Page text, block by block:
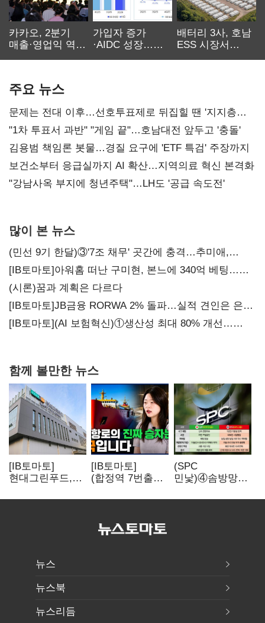
카카오, 2분기
매출·영업익 역대
가입자 증가
·AIDC 성장…
배터리 3사, 호남
ESS 시장서
주요 뉴스
문제는 전대 이후…선호투표제로 뒤집힐 땐 '지지층
불복'
"1차 투표서 과반" "게임 끝"…호남대전 앞두고 '충돌'
김용범 책임론 봇물…경질 요구에 'ETF 특검' 주장까지
보건소부터 응급실까지 AI 확산…지역의료 혁신 본격화
"강남사옥 부지에 청년주택"…LH도 '공급 속도전'
많이 본 뉴스
(민선 9기 한달)③'7조 채무' 곳간에 충격…추미애,
20년만에 '비상재정' 선언 승부수
[IB토마토]아워홈 떠난 구미현, 본느에 340억 베팅…
가족 지배체제 구축
(시론)꿈과 계획은 다르다
[IB토마토]JB금융 RORWA 2% 돌파…실적 견인은 은행
아닌 캐피탈
[IB토마토](AI 보험혁신)①생산성 최대 80% 개선…
함께 볼만한 뉴스
[IB토마토]
현대그린푸드,
실적 개선에
[IB토마토]
(합정역 7번출구)
K조선 뜬다
(SPC
민낯)④솜방망이
식품위생법 위반
뉴스
뉴스북
뉴스리듬